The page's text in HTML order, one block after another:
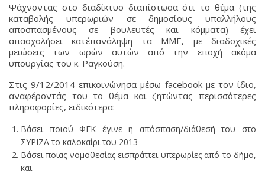
Ψάχνοντας στο διαδίκτυο διαπίστωσα ότι το θέμα (της
καταβολής υπερωριών σε δημοσίους υπαλλήλους
αποσπασμένους σε βουλευτές και κόμματα) έχει
απασχολήσει κατ΄επανάληψη τα ΜΜΕ, με διαδοχικές
μειώσεις των ωρών αυτών από την εποχή ακόμα
υπουργίας του κ. Ραγκούση.
Στις 9/12/2014 επικοινώνησα μέσω facebook με τον ίδιο,
αναφέροντάς του το θέμα και ζητώντας περισσότερες
πληροφορίες, ειδικότερα:
Βάσει ποιού ΦΕΚ έγινε η απόσπαση/διάθεσή του στο
ΣΥΡΙΖΑ το καλοκαίρι του 2013
Βάσει ποιας νομοθεσίας εισπράττει υπερωρίες από το δήμο,
και